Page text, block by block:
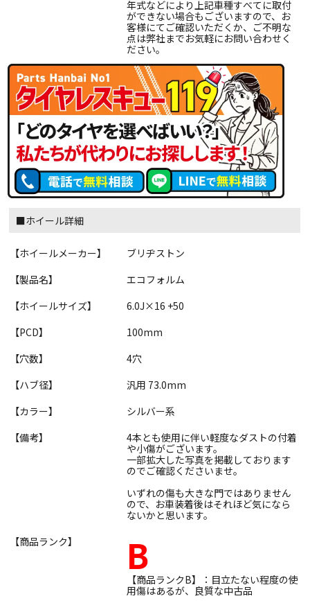
年式などにより上記車種すべてに取付
ができない場合もございますので、お
客様にてご確認いただくか、ご不明な
点は弊社までお気軽にお問い合わせく
ださい。
■ホイール詳細
【ホイールメーカー】
ブリヂストン
【製品名】
エコフォルム
【ホイールサイズ】
6.0J×16 +50
【PCD】
100mm
【穴数】
4穴
【ハブ径】
汎用 73.0mm
【カラー】
シルバー系
【備考】
4本とも使用に伴い軽度なダストの付着
や小傷がございます。
一部拡大した写真を掲載しております
のでご確認くださいませ。
いずれの傷も大きな門ではありません
ので、お車装着後はそれほど気になら
ないかと思います。
【商品ランク】
B
【商品ランクB】：目立たない程度の使
用傷はあるが、良質な中古品